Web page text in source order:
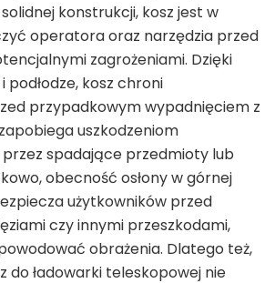
konstrukcji, kosz jest w
operatora oraz narzędzia przed
zagrożeniami. Dzięki
kosz chroni
przypadkowym wypadnięciem z
uszkodzeniom
spadające przedmioty lub
obecność osłony w górnej
użytkowników przed
czy innymi przeszkodami,
obrażenia. Dlatego też,
do ładowarki teleskopowej nie